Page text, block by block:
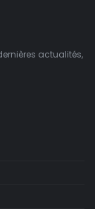
actualités,